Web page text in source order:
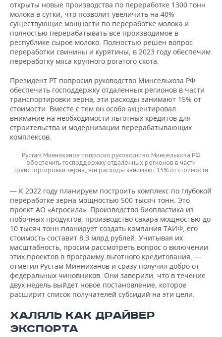
открыты новые производства по переработке 1300 тонн
молока в сутки, что позволит увеличить на 40%
существующие мощности по переработке молока и
полностью перерабатывать все производимое в
республике сырое молоко. Полностью решен вопрос
переработки свинины и курятины, в 2023 году обеспечим
переработку мяса крупного рогатого скота.
Президент РТ попросил руководство Минсельхоза РФ
обеспечить господдержку отдаленных регионов в части
транспортировки зерна, эти расходы занимают 15% от
стоимости. Вместе с тем он особо акцентировал
внимание на необходимости льготных кредитов для
строительства и модернизации перерабатывающих
комплексов.
Рустам Минниханов попросил руководство Минсельхоза РФ
обеспечить господдержку отдаленных регионов в части
транспортировки зерна, эти расходы занимают 15% от стоимости
— К 2022 году планируем построить комплекс по глубокой
переработке зерна мощностью 500 тысяч тонн. Это
проект АО «Агросила». Производство биопластика из
побочных продуктов, производство сахара мощностью до
10 тысяч тонн планирует создать компания ТАИФ, его
стоимость составит 8,3 млрд рублей. Учитывая их
масштабность, просим рассмотреть вопрос о включении
этих проектов в программу льготного кредитования, —
отметил Рустам Минниханов и сразу получил добро от
федеральных чиновников. Они заверили, что в течение
двух недель выйдет новое постановление, которое
расширит список получателей субсидий на эти цели.
ХАЛЯЛЬ КАК ДРАЙВЕР
ЭКСПОРТА